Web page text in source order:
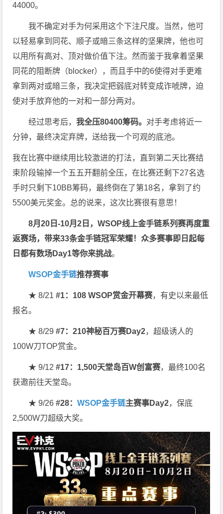
44000。
我不确定对手为何采用这个下注尺度。当然，他可
以轻易拿到同花、顺子或暗三条这样的坚果牌，他也可
以用所有高对、顶对做价值下注。然而鉴于我拿着坚果
同花的阻断牌（blocker），而且手中的6使得对手更难
拿到两对或暗三条，我决定把弱底对转变成诈唬牌，迫
使对手放弃他的一对和一部分两对。
经过思考后，我全压80400筹码。 对手考虑将近一
分钟，最终决定弃牌，送给我一个可观的底池。
我在比赛中继续用比较激进的打法，直到第二天比赛结
束阶段输掉一个五五开翻前全压，在比赛还剩下27名选
手时只剩下10BB筹码，最终倒在了第18名，拿到了约
5500美元奖金。总的说来，这次比赛很有意思！
8月20日-10月2日，WSOP线上金手链系列赛再度重
返赛场，带来33条金手链冠军荣耀！众多赛事即日起每
日都有数场Day1等你来挑战。
WSOP金手链推荐赛事
★ 8/21#1：108 WSOP赏金开幕赛，有史以来最低
报名。
★ 8/29#7：210神秘百万赛Day2，超级诱人的
100W刀TOP赏金。
★ 9/12#17：1,500天堂岛百W创富赛，最终100名
获邀前往天堂岛。
★ 9/26#28：WSOP金手链主赛事Day2，保底
2,500W刀超级大奖。